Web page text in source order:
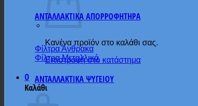
Κανένα προϊόν στο καλάθι σας.
Επιστροφή στο κατάστημα
0
Καλάθι
ΑΝΤΑΛΛΑΚΤΙΚΑ ΑΠΟΡΡΟΦΗΤΗΡΑ
Φίλτρα Άνθρακα
Φίλτρα Μεταλλικά
ΑΝΤΑΛΛΑΚΤΙΚΑ ΨΥΓΕΙΟΥ